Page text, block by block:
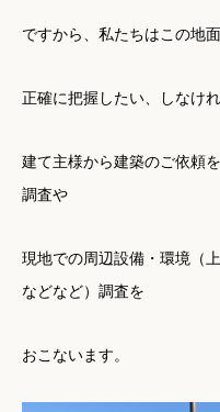
ですから、私たちはこの地
正確に把握したい、しなけ
建て主様から建築のご依頼
調査や
現地での周辺設備・環境（
などなど）調査を
おこないます。